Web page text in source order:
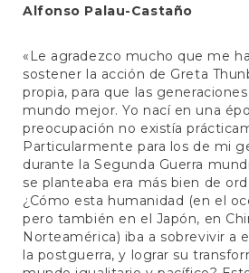
Alfonso Palau-Castaño
«Le agradezco mucho que me
sostener la acción de Greta
propia, para que las
mundo mejor. Yo nací en una
preocupación no existía
Particularmente para los de mi
durante la Segunda Guerra
se planteaba era más bien de
¿Cómo esta humanidad (en el
pero también en el Japón, en
Norteamérica) iba a sobrevivir a
la postguerra, y lograr su